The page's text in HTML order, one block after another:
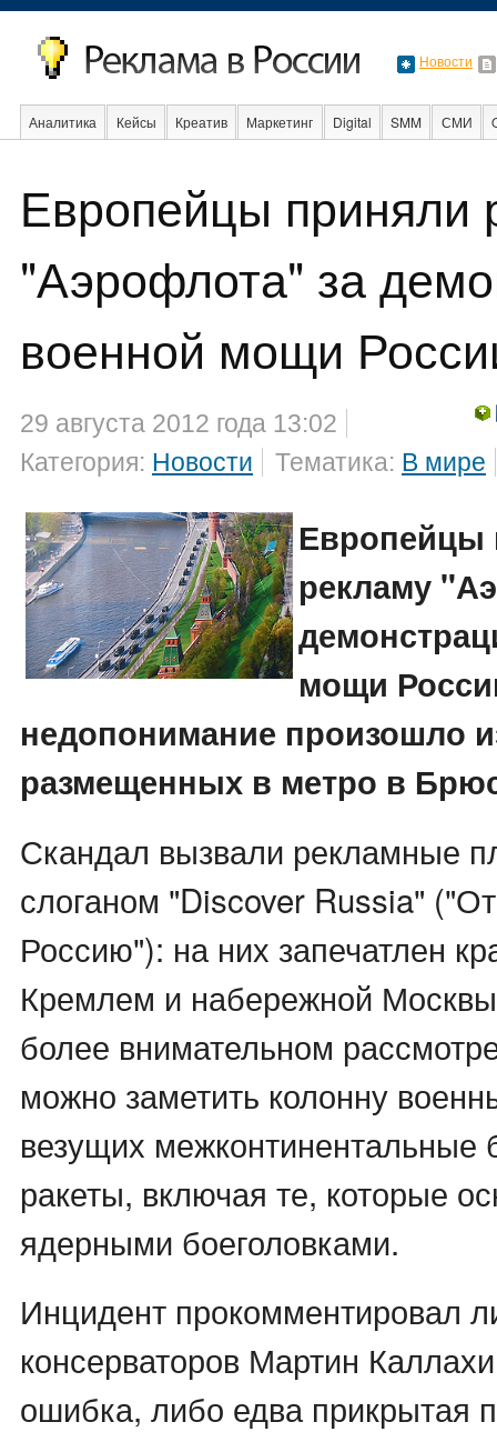
Новости
Аналитика Кейсы Креатив Маркетинг Digital SMM СМИ
Европейцы приняли
"Аэрофлота" за
военной мощи
29 августа 2012 года 13:02
Категория: Новости Тематика: В мире
Европейцы
рекламу
мощи
недопонимание произошло
размещенных в метро в
Скандал вызвали рекламные
слоганом "Discover Russia"
Россию"): на них запечатлен
Кремлем и набережной
более внимательном
можно заметить колонну
везущих межконтинентальные
ракеты, включая те, которые
ядерными боеголовками.
Инцидент прокомментировал
консерваторов Мартин
ошибка, либо едва прикрытая